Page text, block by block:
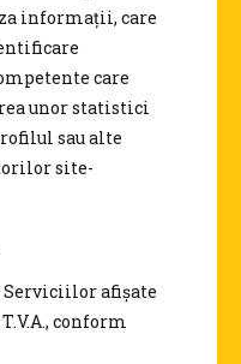
informații, care
care
unor statistici
sau alte
site-
Serviciilor afișate
conform